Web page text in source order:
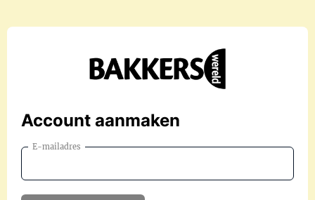
Account aanmaken
E-mailadres